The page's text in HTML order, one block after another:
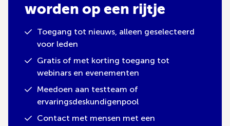
worden op een rijtje
Toegang tot nieuws, alleen geselecteerd
voor leden
Gratis of met korting toegang tot
webinars en evenementen
Meedoen aan testteam of
ervaringsdeskundigenpool
Contact met mensen met een